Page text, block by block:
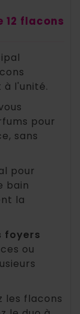
12 flacons
à l'unité.
pour
sans
pour
bain
la
foyers
ou
les flacons